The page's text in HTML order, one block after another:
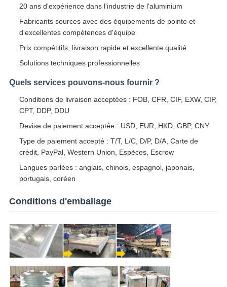
20 ans d'expérience dans l'industrie de l'aluminium
Fabricants sources avec des équipements de pointe et
d'excellentes compétences d'équipe
Prix compétitifs, livraison rapide et excellente qualité
Solutions techniques professionnelles
Quels services pouvons-nous fournir ?
Conditions de livraison acceptées : FOB, CFR, CIF, EXW, CIP,
CPT, DDP, DDU
Devise de paiement acceptée : USD, EUR, HKD, GBP, CNY
Type de paiement accepté : T/T, L/C, D/P, D/A, Carte de
crédit, PayPal, Western Union, Espèces, Escrow
Langues parlées : anglais, chinois, espagnol, japonais,
portugais, coréen
Conditions d'emballage